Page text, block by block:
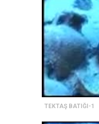
TEKTAŞ BATIĞI-1